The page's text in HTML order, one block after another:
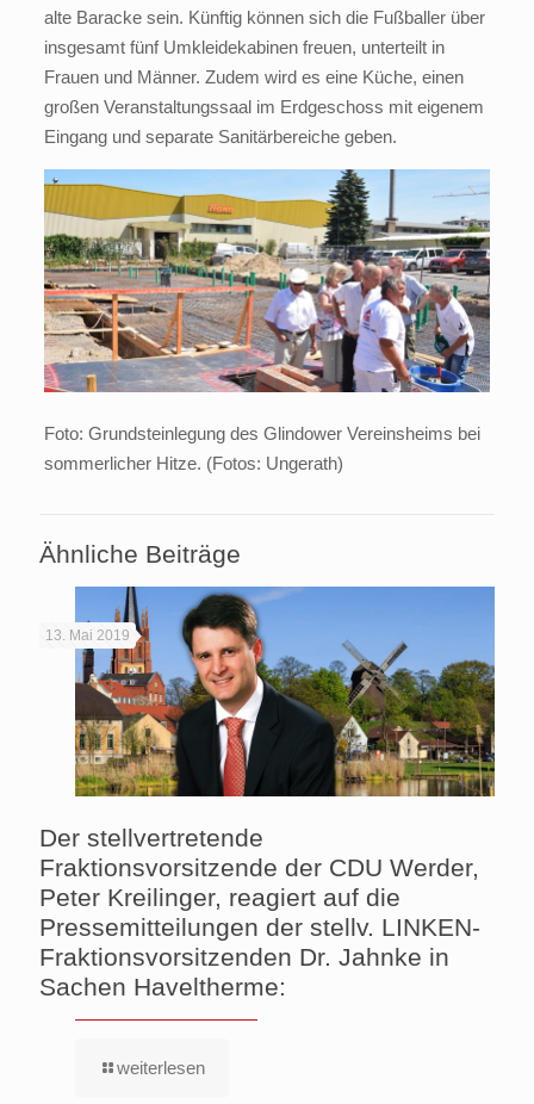
alte Baracke sein. Künftig können sich die Fußballer über
insgesamt fünf Umkleidekabinen freuen, unterteilt in
Frauen und Männer. Zudem wird es eine Küche, einen
großen Veranstaltungssaal im Erdgeschoss mit eigenem
Eingang und separate Sanitärbereiche geben.
Foto: Grundsteinlegung des Glindower Vereinsheims bei
sommerlicher Hitze. (Fotos: Ungerath)
Ähnliche Beiträge
13. Mai 2019
Der stellvertretende
Fraktionsvorsitzende der CDU Werder,
Peter Kreilinger, reagiert auf die
Pressemitteilungen der stellv. LINKEN-
Fraktionsvorsitzenden Dr. Jahnke in
Sachen Haveltherme:
weiterlesen